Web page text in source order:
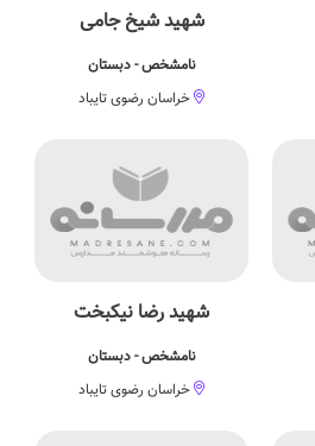
شهید شیخ جامی
نامشخص - دبستان
خراسان رضوی تایباد
شهید رضا نیکبخت
نامشخص - دبستان
خراسان رضوی تایباد